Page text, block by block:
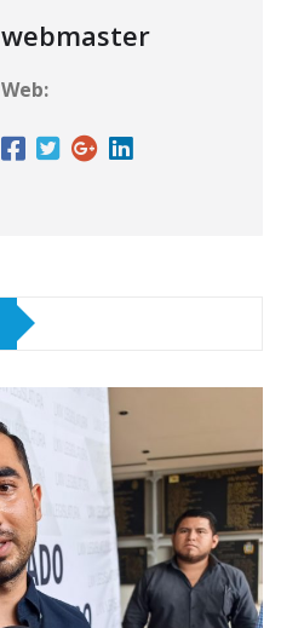
webmaster
Web: